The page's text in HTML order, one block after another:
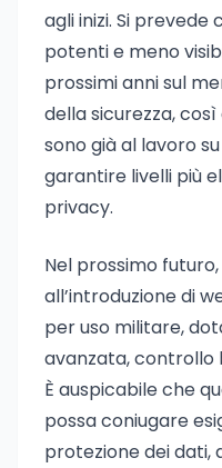
agli inizi. Si
potenti e meno
prossimi anni sul
della sicurezza,
sono già al lavoro
garantire livelli più
privacy.
Nel prossimo
all’introduzione di
per uso militare,
avanzata,
È auspicabile che
possa coniugare
protezione dei dati,